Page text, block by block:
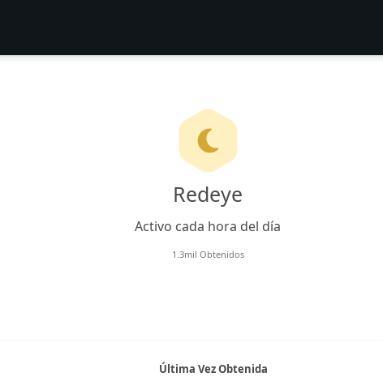
Redeye
Activo cada hora del día
1.3mil Obtenidos
Última Vez Obtenida